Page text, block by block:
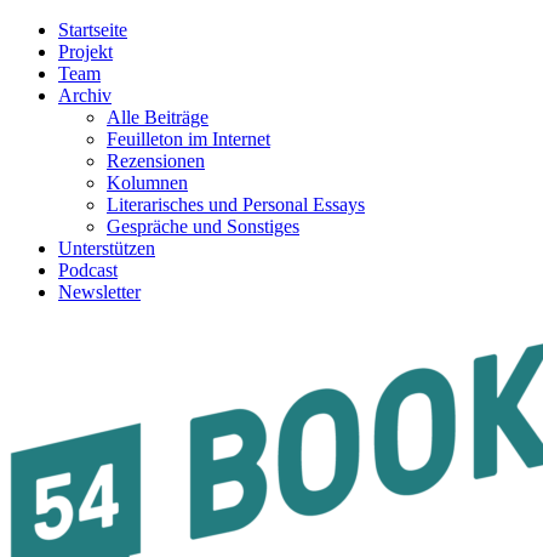
Startseite
Projekt
Team
Archiv
Alle Beiträge
Feuilleton im Internet
Rezensionen
Kolumnen
Literarisches und Personal Essays
Gespräche und Sonstiges
Unterstützen
Podcast
Newsletter